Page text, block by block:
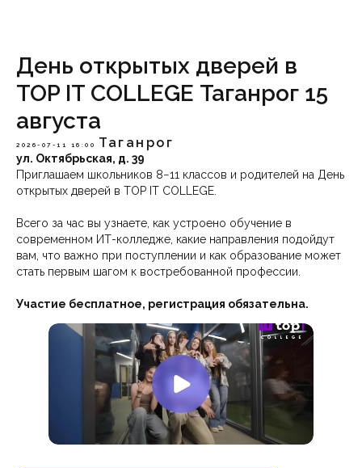
День открытых дверей в
TOP IT COLLEGE Таганрог 15
августа
2026-07-11 16:00 Таганрог
ул. Октябрьская, д. 39
Приглашаем школьников 8−11 классов и родителей на День
открытых дверей в TOP IT COLLEGE.
Всего за час вы узнаете, как устроено обучение в
современном ИТ-колледже, какие направления подойдут
вам, что важно при поступлении и как образование может
стать первым шагом к востребованной профессии.
Участие бесплатное, регистрация обязательна.